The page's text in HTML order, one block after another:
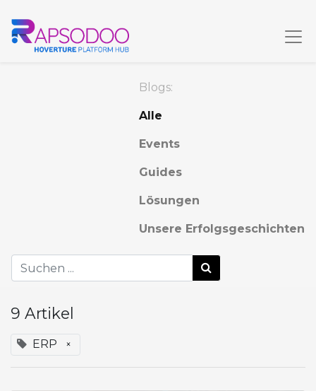
Blogs:
Alle
Events
Guides
Lösungen
Unsere Erfolgsgeschichten
9 Artikel
ERP ×